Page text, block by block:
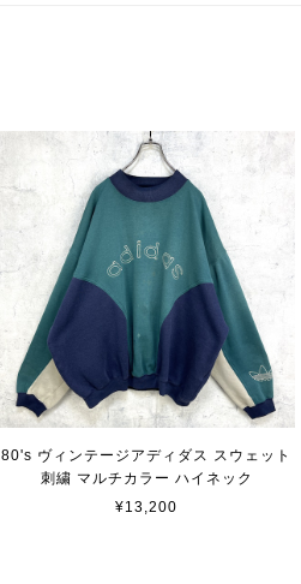
80's ヴィンテージアディダス スウェット
刺繍 マルチカラー ハイネック
¥13,200